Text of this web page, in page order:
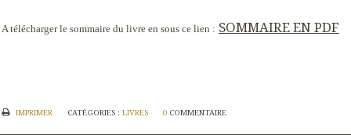
A télécharger le sommaire du livre en sous ce lien : SOMMAIRE EN PDF
IMPRIMER CATÉGORIES : LIVRES 0 COMMENTAIRE